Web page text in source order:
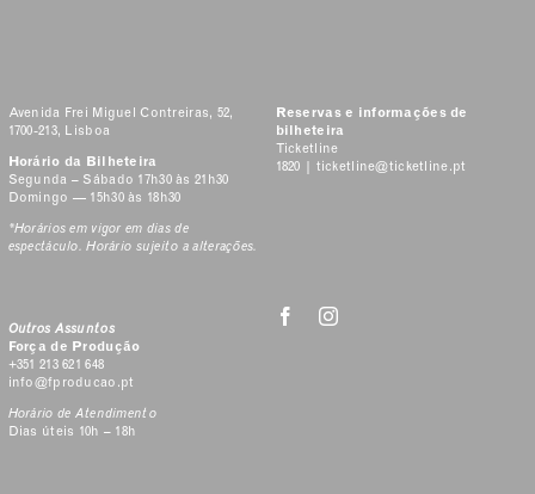
Avenida Frei Miguel Contreiras, 52,
1700-213, Lisboa
Horário da Bilheteira
Segunda – Sábado 17h30 às 21h30
Domingo — 15h30 às 18h30
*Horários em vigor em dias de
espectáculo. Horário sujeito a alterações.
Reservas e informações de
bilheteira
Ticketline
1820 | ticketline@ticketline.pt
Outros Assuntos
Força de Produção
+351 213 621 648
info@fproducao.pt
Horário de Atendimento
Dias úteis 10h – 18h